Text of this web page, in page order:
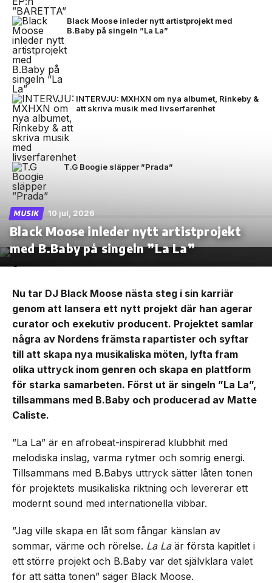
Black Moose inleder nytt artistprojekt med
B.Baby på singeln ”La La”
INTERVJU: MXHXN om nya albumet, Rinkeby &
att skriva musik med livserfarenhet
T.G Boogie släpper ”Prada”
MUSIK 10 jul, 2026
Black Moose inleder nytt artistprojekt
med B.Baby på singeln ”La La”
Nu tar DJ Black Moose nästa steg i sin karriär
genom att lansera ett nytt projekt där han agerar
curator och exekutiv producent. Projektet samlar
några av Nordens främsta rapartister och syftar
till att skapa nya musikaliska möten, lyfta fram
olika uttryck inom genren och skapa en plattform
för starka samarbeten. Först ut är singeln ”La La”,
tillsammans med B.Baby och producerad av Matte
Caliste.
”La La” är en afrobeat-inspirerad klubbhit med
melodiska inslag, varma rytmer och somrig energi.
Tillsammans med B.Babys uttryck sätter låten tonen
för projektets musikaliska riktning och levererar ett
modernt sound med internationella vibbar.
”Jag ville skapa en låt som fångar känslan av
sommar, värme och rörelse. La Laär första kapitlet i
ett större projekt och B.Baby var det självklara valet
för att sätta tonen” säger Black Moose.